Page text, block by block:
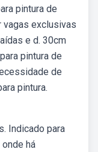
pintura de
vagas exclusivas
e d. 30cm
pintura de
de
pintura.
Indicado para
há